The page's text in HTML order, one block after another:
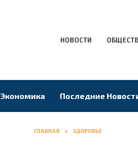
НОВОСТИ
Экономика Последние
ГЛАВНАЯ » ЗДОРОВЬЕ